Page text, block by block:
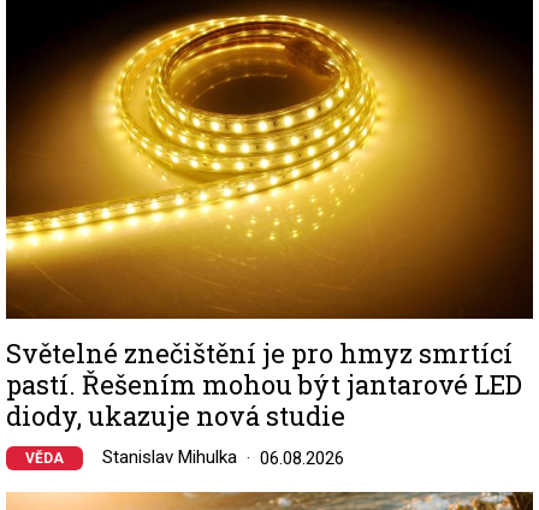
Světelné znečištění je pro hmyz smrtící
pastí. Řešením mohou být jantarové LED
diody, ukazuje nová studie
VĚDA Stanislav Mihulka 06.08.2026